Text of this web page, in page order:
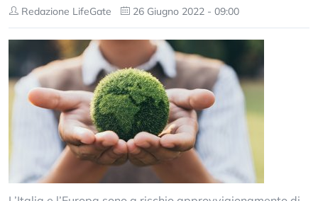
Redazione LifeGate 26 Giugno 2022 - 09:00